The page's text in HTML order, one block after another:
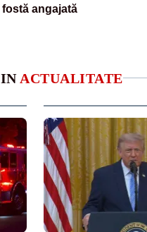
angajată
ACTUALITATE